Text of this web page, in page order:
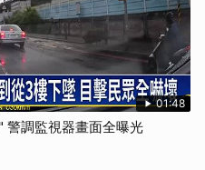
01:48
警調監視器畫面全曝光